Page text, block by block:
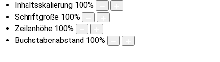
Inhaltsskalierung 100%
Schriftgröße 100%
Zeilenhöhe 100%
Buchstabenabstand 100%